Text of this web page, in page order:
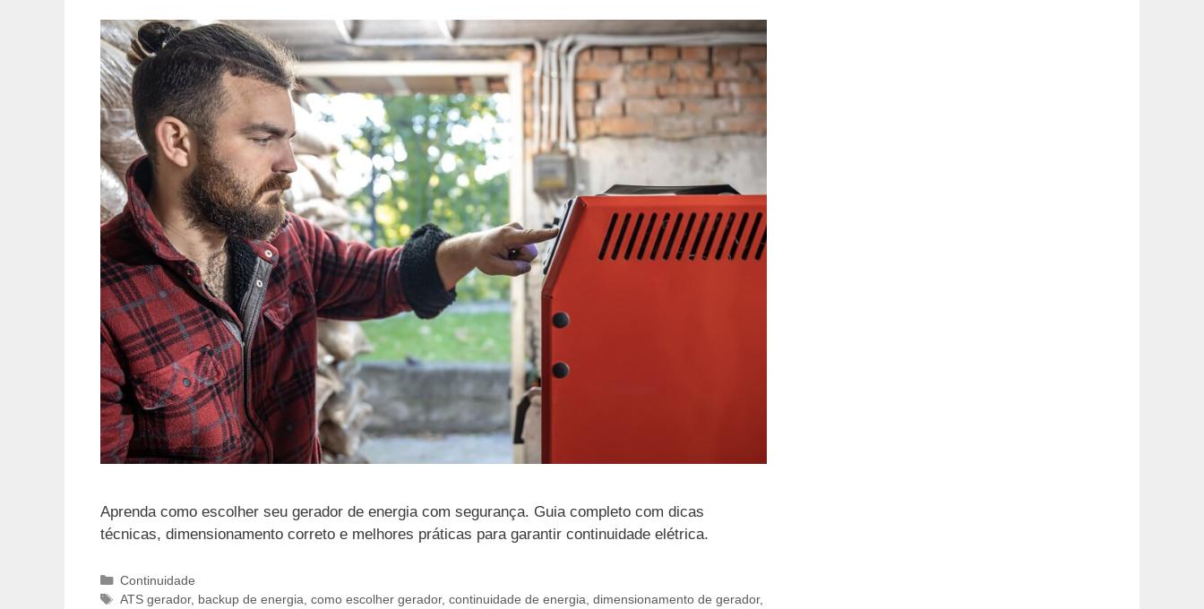
Aprenda como escolher seu gerador de energia com segurança. Guia completo com dicas
técnicas, dimensionamento correto e melhores práticas para garantir continuidade elétrica.
Categorias
Continuidade
Tags
ATS gerador, backup de energia como escolher gerador, continuidade de energia dimensionamento de gerador,